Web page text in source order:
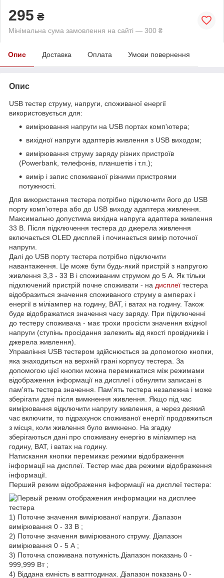
295 ₴
Мінімальна сума замовлення на сайті — 300 ₴
Опис Доставка Оплата Умови повернення
Опис
USB тестер струму, напруги, споживаної енергії
використовується для:
вимірювання напруги на USB портах комп'ютера;
вихідної напруги адаптерів живлення з USB виходом;
вимірювання струму заряду різних пристроїв
(Powerbank, телефонів, планшетів і т.п.);
вимір і запис споживаної різними пристроями
потужності.
Для використання тестера потрібно підключити його до USB
порту комп'ютера або до USB виходу адаптера живлення.
Максимально допустима вихідна напруга адаптера живлення
33 В. Після підключення тестера до джерела живлення
включається OLED дисплей і починається вимір поточної
напруги.
Далі до USB порту тестера потрібно підключити
навантаження. Це може бути будь-який пристрій з напругою
живлення 3,3 - 33 В і споживаним струмом до 5 А. Як тільки
підключений пристрій почне споживати - на дисплеї тестера
відобразиться значення споживаного струму в амперах і
енергії в міліампер на годину, ВАТ, і ватах на годину. Також
буде відображатися значення часу заряду. При підключенні
до тестеру споживача - має трохи просісти значення вхідної
напруги (ступінь просідання залежить від якості провідників і
джерела живлення).
Управління USB тестером здійснюється за допомогою кнопки,
яка знаходиться на верхній грані корпусу тестера. За
допомогою цієї кнопки можна перемикатися між режимами
відображення інформації на дисплеї і обнуляти записані в
пам'ять тестера значення. Пам'ять тестера незалежна і може
зберігати дані після вимкнення живлення. Якщо під час
вимірювання відключити напругу живлення, а через деякий
час включити, то підрахунок споживаної енергії продовжиться
з місця, коли живлення було вимкнено. На згадку
зберігаються дані про споживану енергію в міліампер на
годину, ВАТ, і ватах на годину.
Натискання кнопки перемикає режими відображення
інформації на дисплеї. Тестер має два режими відображення
інформації.
Перший режим відображення інформації на дисплеї тестера:
1) Поточне значення вимірюваної напруги. Діапазон
вимірювання 0 - 33 В ;
2) Поточне значення вимірюваного струму. Діапазон
вимірювання 0 - 5 А ;
3) Поточна споживана потужність.Діапазон показань 0 -
999,999 Вт ;
4) Віддана ємність в ваттгодинах. Діапазон показань 0 -